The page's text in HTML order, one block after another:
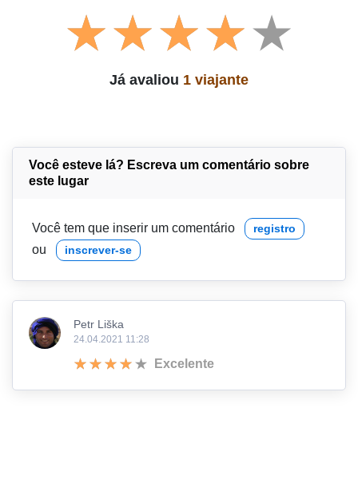
Já avaliou 1 viajante
Você esteve lá? Escreva um comentário sobre
este lugar
Você tem que inserir um comentário registro
ou inscrever-se
Petr Liška
24.04.2021 11:28
Excelente